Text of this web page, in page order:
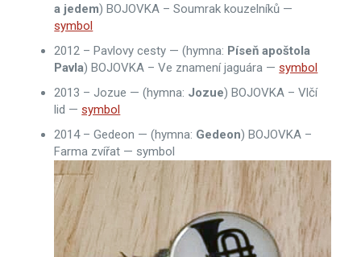
a jedem) BOJOVKA – Soumrak kouzelníků —
symbol
2012 – Pavlovy cesty — (hymna: Píseň apoštola
Pavla) BOJOVKA – Ve znamení jaguára —symbol
2013 – Jozue — (hymna: Jozue) BOJOVKA – Vlčí
lid —symbol
2014 – Gedeon — (hymna: Gedeon) BOJOVKA –
Farma zvířat — symbol